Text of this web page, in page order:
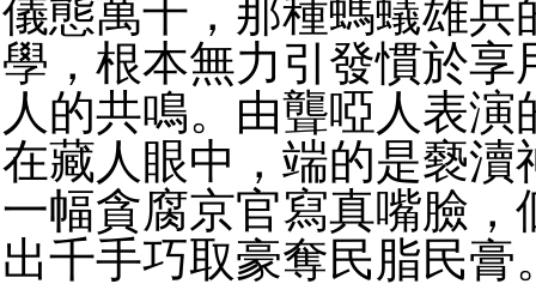
儀態萬千，那種螞蟻雄兵
學，根本無力引發慣於享
人的共鳴。由聾啞人表演
在藏人眼中，端的是褻瀆
一幅貪腐京官寫真嘴臉，
出千手巧取豪奪民脂民膏